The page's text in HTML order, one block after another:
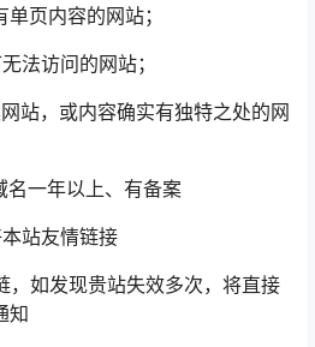
页内容的网站；
法访问的网站；
站，或内容确实有独特之处的网
名一年以上、有备案
站友情链接
，如发现贵站失效多次，将直接
知